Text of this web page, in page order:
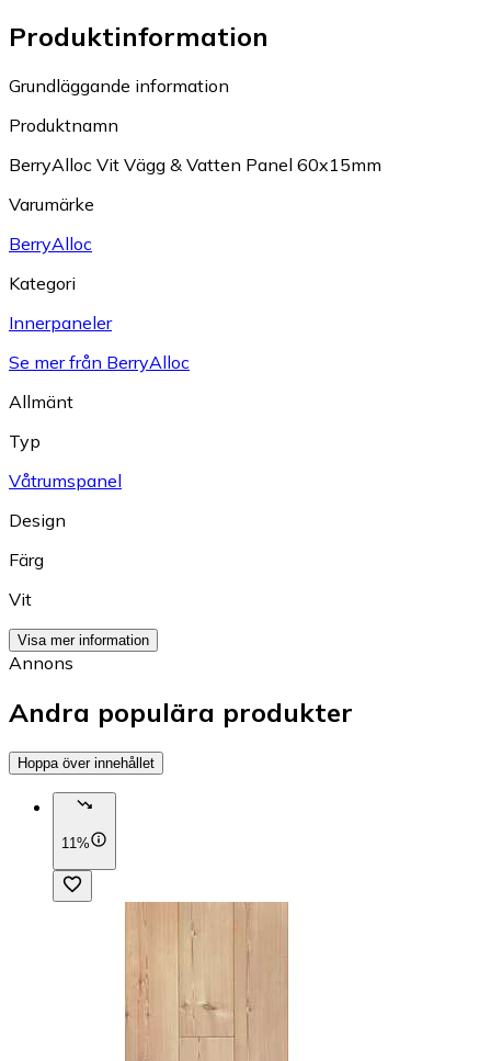
Produktinformation
Grundläggande information
Produktnamn
BerryAlloc Vit Vägg & Vatten Panel 60x15mm
Varumärke
BerryAlloc
Kategori
Innerpaneler
Se mer från BerryAlloc
Allmänt
Typ
Våtrumspanel
Design
Färg
Vit
Visa mer information
Annons
Andra populära produkter
Hoppa över innehållet
11%